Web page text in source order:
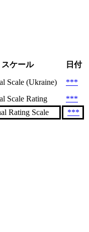
スケール
日付
Scale (Ukraine)
***
Scale Rating
***
Rating Scale ***